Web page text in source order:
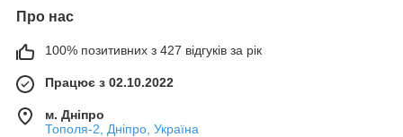
Про нас
100% позитивних з 427 відгуків за рік
Працює з 02.10.2022
м. Дніпро
Тополя-2, Дніпро, Україна